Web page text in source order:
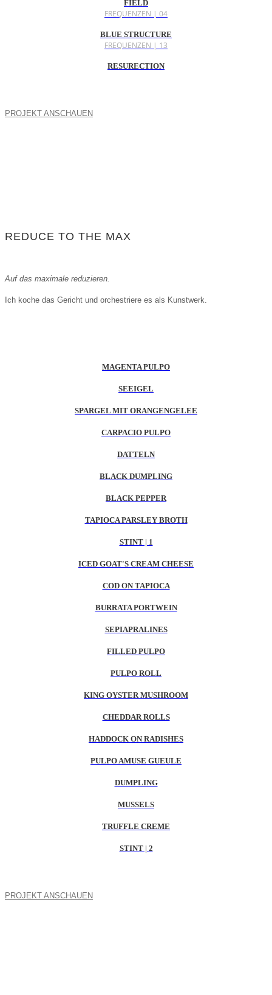
FIELD
FREQUENZEN | 04
BLUE STRUCTURE
FREQUENZEN | 13
RESURECTION
PROJEKT ANSCHAUEN
REDUCE TO THE MAX
Auf das maximale reduzieren.
Ich koche das Gericht und orchestriere es als Kunstwerk.
MAGENTA PULPO
SEEIGEL
SPARGEL MIT ORANGENGELEE
CARPACIO PULPO
DATTELN
BLACK DUMPLING
BLACK PEPPER
TAPIOCA PARSLEY BROTH
STINT | 1
ICED GOAT'S CREAM CHEESE
COD ON TAPIOCA
BURRATA PORTWEIN
SEPIAPRALINES
FILLED PULPO
PULPO ROLL
KING OYSTER MUSHROOM
CHEDDAR ROLLS
HADDOCK ON RADISHES
PULPO AMUSE GUEULE
DUMPLING
MUSSELS
TRUFFLE CREME
STINT | 2
PROJEKT ANSCHAUEN